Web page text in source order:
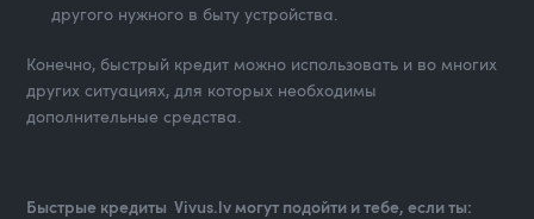
другого нужного в быту устройства.
Конечно, быстрый кредит можно использовать и во многих
других ситуациях, для которых необходимы
дополнительные средства.
Быстрые кредиты Vivus.lv могут подойти и тебе, если ты: